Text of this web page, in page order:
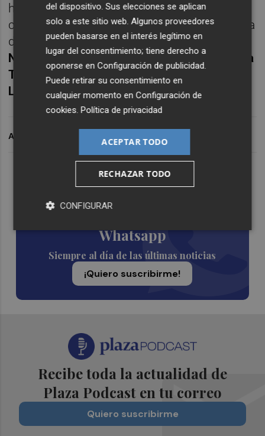
Lo Más Escuchado
Whatsapp
Siempre al día de las últimas noticias
¡Quiero suscribirme!
hablamos de la XIII edición del Challenge
con
Lorena Pedrós, técnico superior del área
de Emprendimiento IDEASUPV; Ricardo
Narbón, integrante del equipo Simacro;
Carla
Trelis
, integrante del equipo Le Corbu; y
Liaqian Ji, integrante del equipo Bitalize.
ARCHIVADO EN
Recibe toda la actualidad de
Plaza Podcast en tu correo
Quiero suscribirme
del dispositivo. Sus elecciones se aplican
solo a este sitio web. Algunos proveedores
pueden basarse en el interés legítimo en
lugar del consentimiento; tiene derecho a
oponerse enConfiguración de publicidad.
Puede retirar su consentimiento en
cualquier momento enConfiguración de
cookies.Política de privacidad
ACEPTAR TODO
RECHAZAR TODO
CONFIGURAR